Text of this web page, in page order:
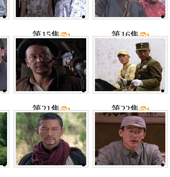
第15集 第16集
第21集 第22集